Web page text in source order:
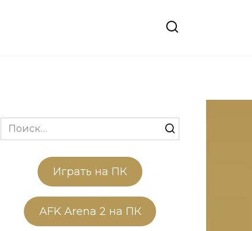
Search
for:
Играть на ПК
AFK Arena 2 на ПК